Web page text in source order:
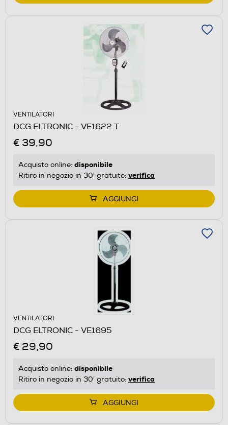
VENTILATORI
DCG ELTRONIC - VE1622 T
€ 39,90
Acquisto online: disponibile
Ritiro in negozio in 30' gratuito: verifica
AGGIUNGI
VENTILATORI
DCG ELTRONIC - VE1695
€ 29,90
Acquisto online: disponibile
Ritiro in negozio in 30' gratuito: verifica
AGGIUNGI